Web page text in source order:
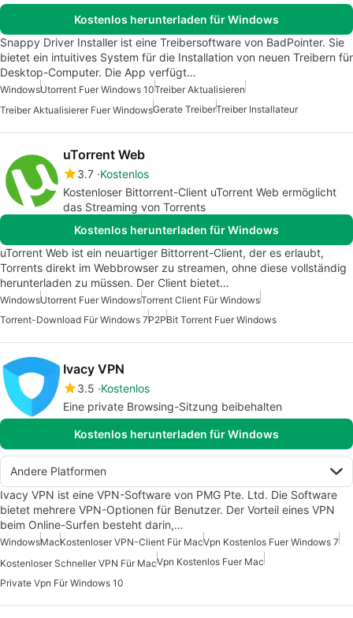
Kostenlos herunterladen für Windows
Snappy Driver Installer ist eine Treibersoftware von BadPointer. Sie
bietet ein intuitives System für die Installation von neuen Treibern für
Desktop-Computer. Die App verfügt…
WindowsUtorrent Fuer Windows 10Treiber Aktualisieren
Treiber Aktualisierer Fuer WindowsGerate TreiberTreiber Installateur
uTorrent Web
3.7 Kostenlos
Kostenloser Bittorrent-Client uTorrent Web ermöglicht
das Streaming von Torrents
Kostenlos herunterladen für Windows
uTorrent Web ist ein neuartiger Bittorrent-Client, der es erlaubt,
Torrents direkt im Webbrowser zu streamen, ohne diese vollständig
herunterladen zu müssen. Der Client bietet…
WindowsUtorrent Fuer WindowsTorrent Client Für Windows
Torrent-Download Für Windows 7P2PBit Torrent Fuer Windows
Ivacy VPN
3.5 Kostenlos
Eine private Browsing-Sitzung beibehalten
Kostenlos herunterladen für Windows
Andere Platformen
Ivacy VPN ist eine VPN-Software von PMG Pte. Ltd. Die Software
bietet mehrere VPN-Optionen für Benutzer. Der Vorteil eines VPN
beim Online-Surfen besteht darin,…
WindowsMacKostenloser VPN-Client Für MacVpn Kostenlos Fuer Windows 7
Kostenloser Schneller VPN Für MacVpn Kostenlos Fuer Mac
Private Vpn Für Windows 10